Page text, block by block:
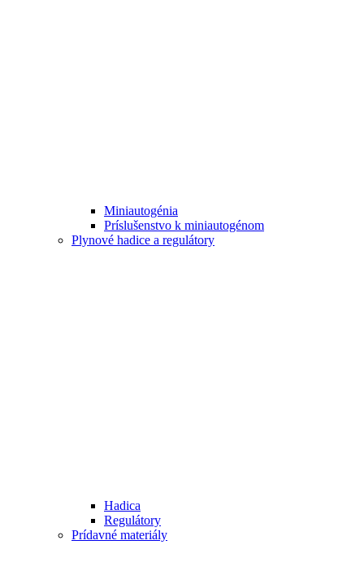
Miniautogénia
Príslušenstvo k miniautogénom
Plynové hadice a regulátory
Hadica
Regulátory
Prídavné materiály